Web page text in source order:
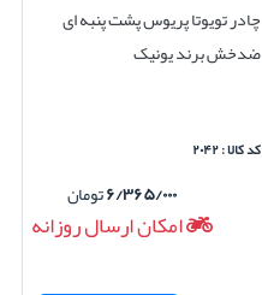
چادر تویوتا پریوس پشت پنبه ای
ضدخش برند یونیک
کد کالا : ۲۰۴۲
۶/۳۶۵/۰۰۰تومان
امکان ارسال روزانه